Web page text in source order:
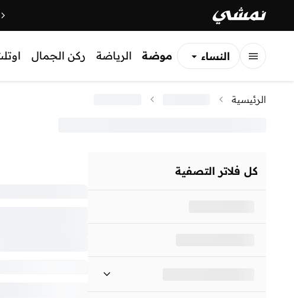
النساء
موضة الرياضة ركن الجمال
الرئيسية
كل فلاتر التصفية